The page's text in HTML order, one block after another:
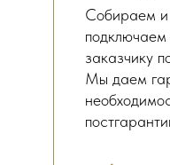
Собираем и
заказчику
Мы даем